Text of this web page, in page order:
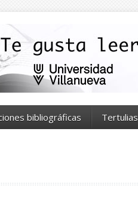
bibliográficas Tertulias